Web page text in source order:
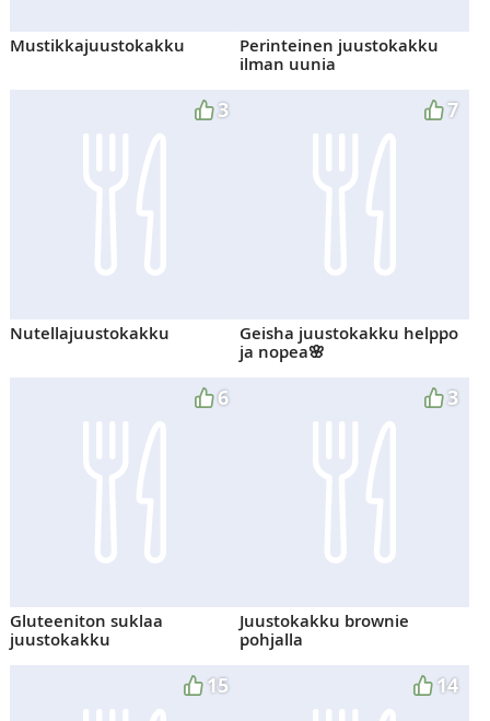
Mustikkajuustokakku
Perinteinen juustokakku
ilman uunia
3
Nutellajuustokakku
7
Geisha juustokakku helppo
ja nopea🌸
6
Gluteeniton suklaa
juustokakku
3
Juustokakku brownie
pohjalla
15 14